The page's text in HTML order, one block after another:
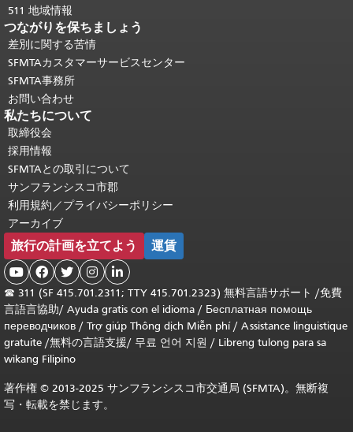
511 地域情報
つながりを保ちましょう
差別に関する苦情
SFMTAカスタマーサービスセンター
SFMTA事務所
お問い合わせ
私たちについて
取締役会
採用情報
SFMTAとの取引について
サンフランシスコ市郡
利用規約／プライバシーポリシー
アーカイブ
旅行の計画を立てよう 運賃
    
☎ 311 (SF 415.701.2311; TTY 415.701.2323) 無料言語サポート /免費
言語言協助/ Ayuda gratis con el idioma / Бесплатная помощь
переводчиков / Trợ giúp Thông dịch Miễn phí/ Assistance linguistique
gratuite /無料の言語支援/ 무료 언어 지원 / Libreng tulong para sa
wikang Filipino
著作権 © 2013-2025 サンフランシスコ市交通局 (SFMTA)。無断複
写・転載を禁じます。